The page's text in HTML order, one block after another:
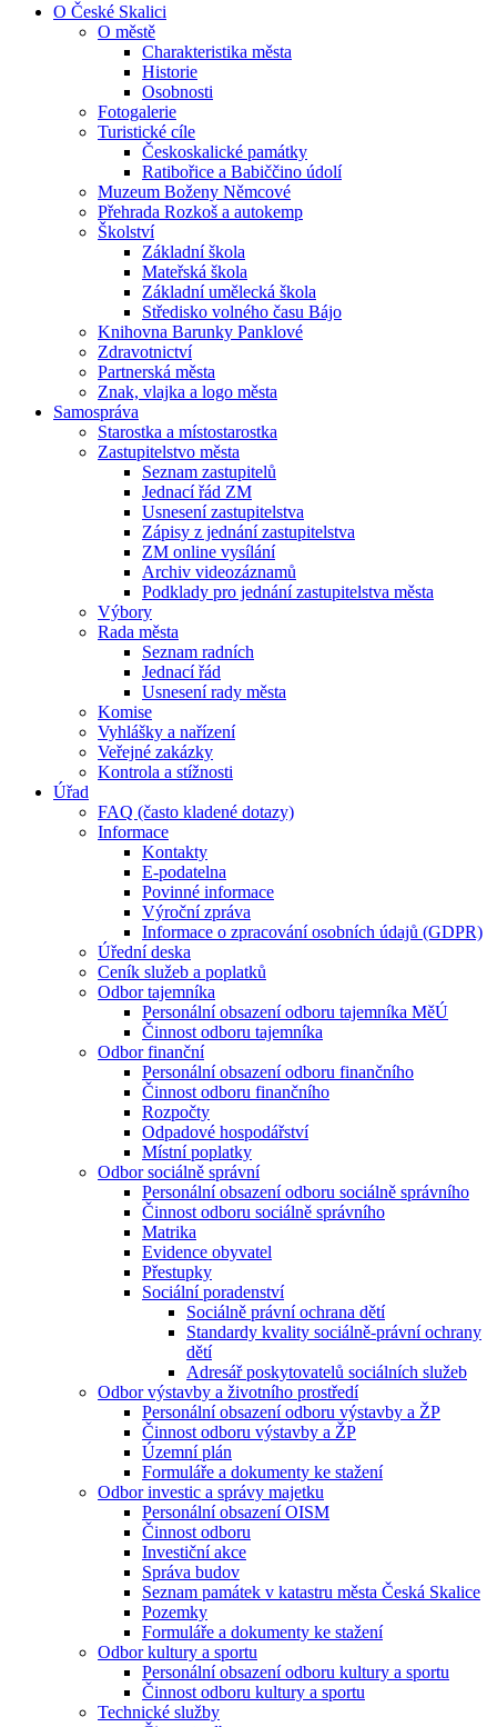
O České Skalici
O městě
Charakteristika města
Historie
Osobnosti
Fotogalerie
Turistické cíle
Českoskalické památky
Ratibořice a Babiččino údolí
Muzeum Boženy Němcové
Přehrada Rozkoš a autokemp
Školství
Základní škola
Mateřská škola
Základní umělecká škola
Středisko volného času Bájo
Knihovna Barunky Panklové
Zdravotnictví
Partnerská města
Znak, vlajka a logo města
Samospráva
Starostka a místostarostka
Zastupitelstvo města
Seznam zastupitelů
Jednací řád ZM
Usnesení zastupitelstva
Zápisy z jednání zastupitelstva
ZM online vysílání
Archiv videozáznamů
Podklady pro jednání zastupitelstva města
Výbory
Rada města
Seznam radních
Jednací řád
Usnesení rady města
Komise
Vyhlášky a nařízení
Veřejné zakázky
Kontrola a stížnosti
Úřad
FAQ (často kladené dotazy)
Informace
Kontakty
E-podatelna
Povinné informace
Výroční zpráva
Informace o zpracování osobních údajů (GDPR)
Úřední deska
Ceník služeb a poplatků
Odbor tajemníka
Personální obsazení odboru tajemníka MěÚ
Činnost odboru tajemníka
Odbor finanční
Personální obsazení odboru finančního
Činnost odboru finančního
Rozpočty
Odpadové hospodářství
Místní poplatky
Odbor sociálně správní
Personální obsazení odboru sociálně správního
Činnost odboru sociálně správního
Matrika
Evidence obyvatel
Přestupky
Sociální poradenství
Sociálně právní ochrana dětí
Standardy kvality sociálně-právní ochrany
dětí
Adresář poskytovatelů sociálních služeb
Odbor výstavby a životního prostředí
Personální obsazení odboru výstavby a ŽP
Činnost odboru výstavby a ŽP
Územní plán
Formuláře a dokumenty ke stažení
Odbor investic a správy majetku
Personální obsazení OISM
Činnost odboru
Investiční akce
Správa budov
Seznam památek v katastru města Česká Skalice
Pozemky
Formuláře a dokumenty ke stažení
Odbor kultury a sportu
Personální obsazení odboru kultury a sportu
Činnost odboru kultury a sportu
Technické služby